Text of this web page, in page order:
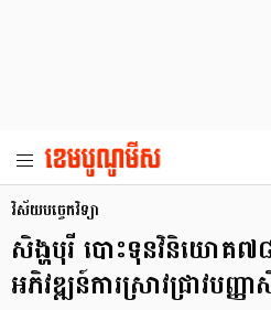
វិស័យបច្ចេកវិទ្យា
សិង្ហបុរី បោះទុនវិនិយោគ៧
អភិវឌ្ឍន៍ការស្រាវជ្រាវបញ្ញ